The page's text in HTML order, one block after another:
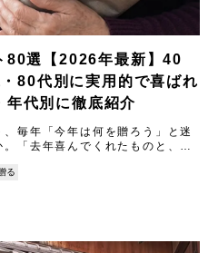
80選【2026年最新】40
80代別に実用的で喜ばれ
年代別に徹底紹介
毎年「今年は何を贈ろう」と迷
「去年喜んでくれたものと、今
る